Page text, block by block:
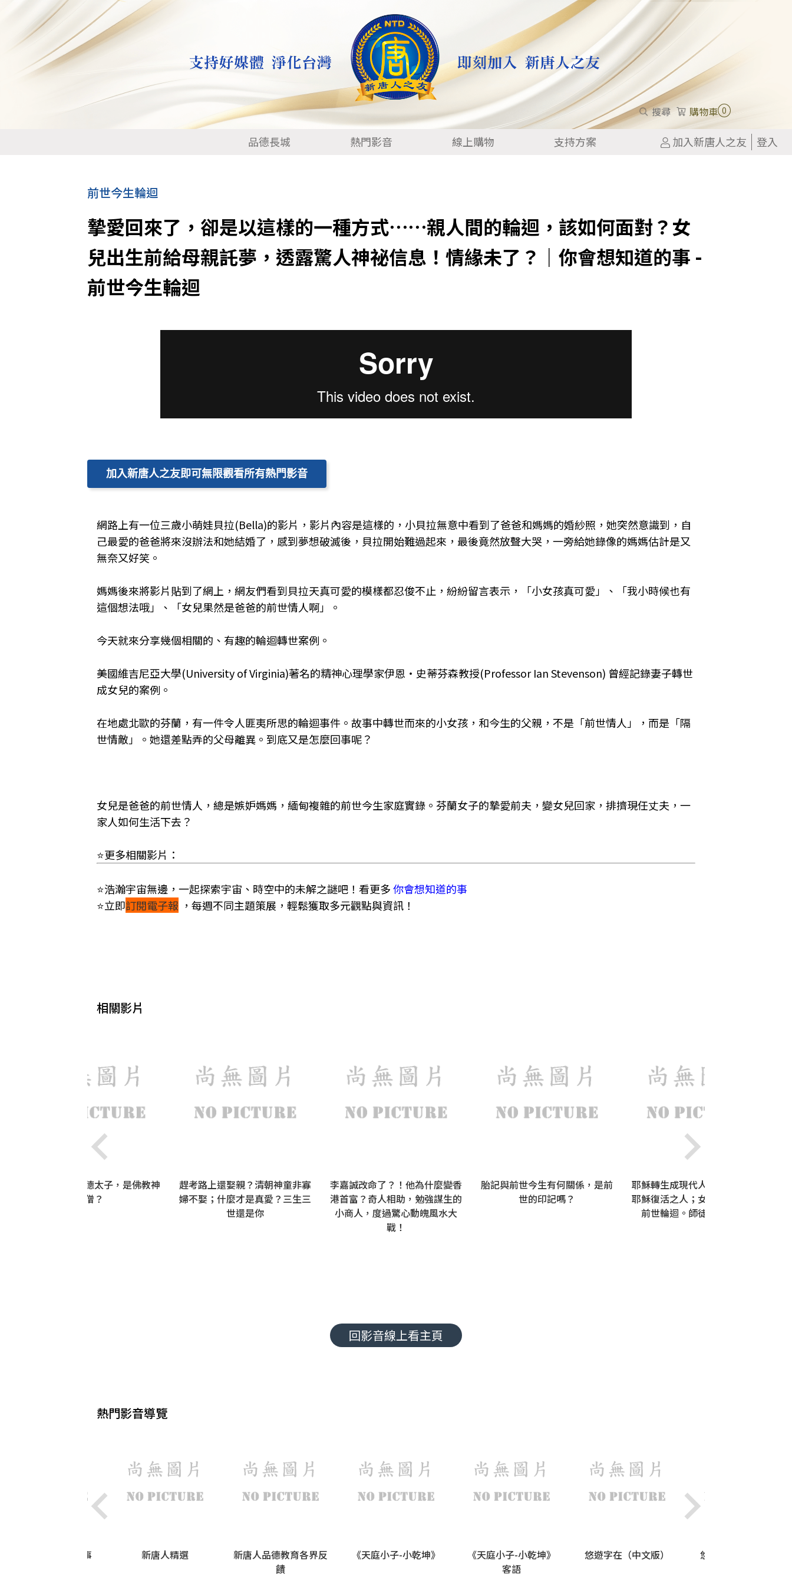
搜尋 購物車 0
品德長城 熱門影音 線上購物 支持方案 加入新唐人之友 登入
前世今生輪迴
摯愛回來了，卻是以這樣的一種方式⋯⋯親人間的輪迴，該如何面對？女
兒出生前給母親託夢，透露驚人神祕信息！情緣未了？｜你會想知道的事 -
前世今生輪迴
加入新唐人之友即可無限觀看所有熱門影音
網路上有一位三歲小萌娃貝拉(Bella)的影片，影片內容是這樣的，小貝拉無意中看到了爸爸和媽媽的婚紗照，她突然意識到，自
己最愛的爸爸將來沒辦法和她結婚了，感到夢想破滅後，貝拉開始難過起來，最後竟然放聲大哭，一旁給她錄像的媽媽估計是又
無奈又好笑。
媽媽後來將影片貼到了網上，網友們看到貝拉天真可愛的模樣都忍俊不止，紛紛留言表示，「小女孩真可愛」、「我小時候也有
這個想法哦」、「女兒果然是爸爸的前世情人啊」。
今天就來分享幾個相關的、有趣的輪迴轉世案例。
美國維吉尼亞大學(University of Virginia)著名的精神心理學家伊恩‧史蒂芬森教授(Professor Ian Stevenson) 曾經記錄妻子轉世
成女兒的案例。
在地處北歐的芬蘭，有一件令人匪夷所思的輪迴事件。故事中轉世而來的小女孩，和今生的父親，不是「前世情人」，而是「隔
世情敵」。她還差點弄的父母離異。到底又是怎麼回事呢？
女兒是爸爸的前世情人，總是嫉妒媽媽，緬甸複雜的前世今生家庭實錄。芬蘭女子的摯愛前夫，變女兒回家，排擠現任丈夫，一
家人如何生活下去？
⭐更多相關影片：
⭐浩瀚宇宙無邊，一起探索宇宙、時空中的未解之謎吧！看更多你會想知道的事
⭐立即訂閱電子報 ， 每週不同主題策展，輕鬆獲取多元觀點與資訊！
相關影片
轉世皇家的聖德太子，是佛教神
僧？
趕考路上還娶親？清朝神童非寡
婦不娶；什麼才是真愛？三生三
世還是你
李嘉誠改命了？！他為什麼變香
港首富？奇人相助，勉強謀生的
小商人，度過驚心動魄風水大
戰！
胎記與前世今生有何關係，是前
世的印記嗎？
耶穌轉生成現代人？第一個看見
耶穌復活之人；女門徒抹大拉的
前世輪迴。師徒齊轉生！？
回影音線上看主頁
熱門影音導覽
我和孩子的那些小事 新唐人精選
新唐人品德教育各界反
饋
《天庭小子-小乾坤》
《天庭小子-小乾坤》
客語
悠遊字在（中文版） 悠遊字在（英文版）